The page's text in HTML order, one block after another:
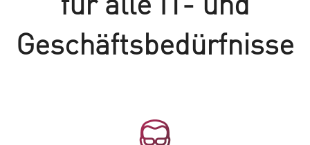
Geschäftsbedürfnisse